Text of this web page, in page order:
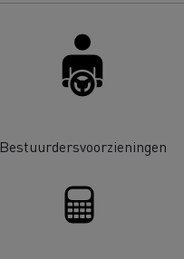
Bestuurdersvoorzieningen